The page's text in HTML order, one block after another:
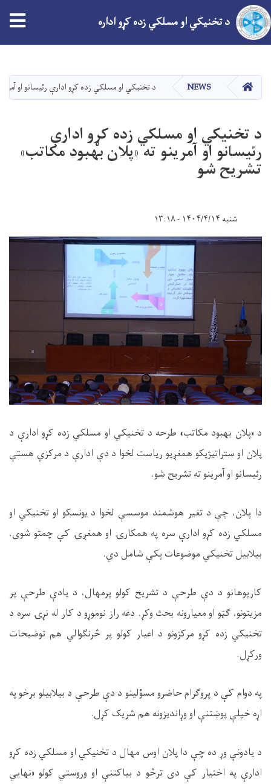
دانګل
د تخنیکي او مسلکي زده کړو اداره
کور NEWS د تخنیکي او مسلکي زده کړو ادارې رئیسانو او
د تخنیکي او مسلکي زده کړو ادارې
رئیسانو او آمرینو ته «پلان بهبود مکاتب»
تشریح شو
شنبه ۱۴۰۴/۴/۱۴ - ۱۳:۱۸
د «پلان بهبود مکاتب» طرحه د تخنیکي او مسلکي زده کړو ادارې د
پلان او ستراتیژیکو همغږیو ریاست لخوا د دې ادارې د مرکزي هستې
رئیسانو او آمرینو ته تشریح شو.
دا پلان، چې د تغیر هوشمند موسسې لخوا د یونسکو او تخنیکي او
مسلکي زده کړو ادارې سره په همکارۍ او همغږۍ کې چمتو شوی،
بیلابیل تخنیکي موضوعات پکې شامل دي.
کارپوهانو د دې طرحې د تشریح کولو پرمهال، د یادې طرحې پر
مزیتونو، ګټو او معیارونه بحث وکړ. دغه راز نوموړو د کار له نړۍ سره د
تخنیکي زده کړو مرکزونو د اعیار کولو پر څرنګوالي هم توضیحات
ورکړل.
په دوام کې د پروګرام حاضرو مسؤلینو د دې طرحې د بیلابیلو برخو په
اړه خپلې پوښتنې او وړاندیزونه هم شریک کړل.
د یادونې وړ ده چې دا پلان اوس مهال د تخنیکي او مسلکي زده کړو
ادارې په اختیار کې دی ترڅو د بیاکتنې او وروستي کولو «نهایي